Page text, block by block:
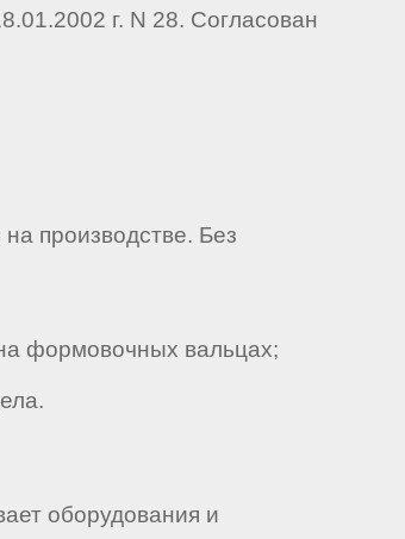
г. N 28. Согласован
производстве. Без
формовочных вальцах;
оборудования и